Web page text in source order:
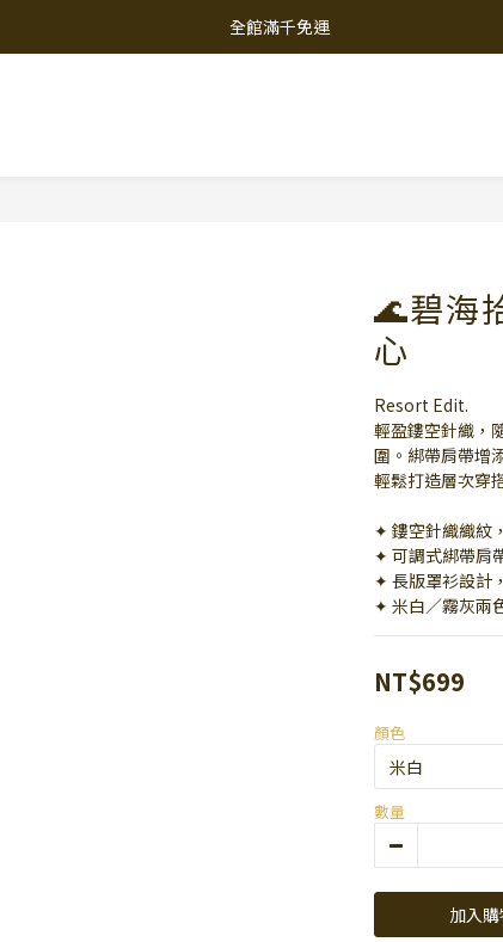
全館滿千免運
🌊碧海
心
Resort Edit.
輕盈鏤空針織，
圍。綁帶肩帶增
輕鬆打造層次穿
✦ 鏤空針織織紋
✦ 可調式綁帶肩
✦ 長版罩衫設計
✦ 米白／霧灰兩
NT$699
顏色
數量
加入